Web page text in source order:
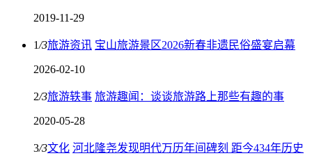
2019-11-29
1/3旅游资讯 宝山旅游景区2026新春非遗民俗盛宴启幕
2026-02-10
2/3旅游轶事 旅游趣闻：谈谈旅游路上那些有趣的事
2020-05-28
3/3文化 河北隆尧发现明代万历年间碑刻 距今434年历史